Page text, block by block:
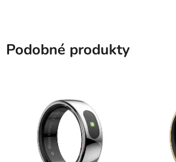
Podobné produkty